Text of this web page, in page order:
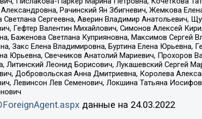
Александровна, Рачинский Ян Збигневич, Жемкова
Светлана Сергеевна, Аверин Владимир Анатольевич,
Гефтер Валентин Михайлович, Симонов Алексей
Баженова Светлана Куприяновна, Максимов Сергей
Закс Елена Владимировна, Буртина Елена
Юрьевна, Свечников Анатолий Мариевич, Прохоров
Литинский Леонид Борисович, Лукашевский Сергей
Добровольская Анна Дмитриевна, Королева
Левинсон Лев Семенович, Локшина Татьяна
данные на 24.03.2022